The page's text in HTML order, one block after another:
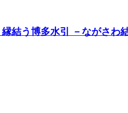
結う博多水引 －ながさわ